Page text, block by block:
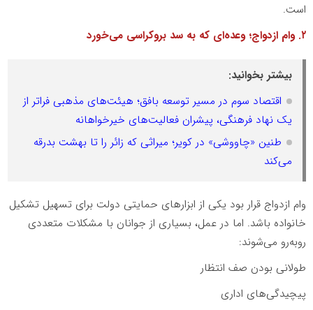
است.
۲. وام ازدواج؛ وعده‌ای که به سد بروکراسی می‌خورد
بیشتر بخوانید:
اقتصاد سوم در مسیر توسعه بافق؛ هیئت‌های مذهبی فراتر از
یک نهاد فرهنگی، پیشران فعالیت‌های خیرخواهانه
طنین «چاووشی» در کویر؛ میراثی که زائر را تا بهشت بدرقه
می‌کند
وام ازدواج قرار بود یکی از ابزارهای حمایتی دولت برای تسهیل تشکیل
خانواده باشد. اما در عمل، بسیاری از جوانان با مشکلات متعددی
روبه‌رو می‌شوند:
طولانی بودن صف انتظار
پیچیدگی‌های اداری